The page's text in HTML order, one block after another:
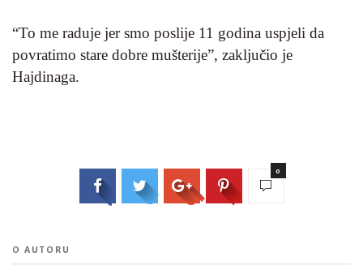
“To me raduje jer smo poslije 11 godina uspjeli da
povratimo stare dobre mušterije”, zaključio je
Hajdinaga.
0
O AUTORU